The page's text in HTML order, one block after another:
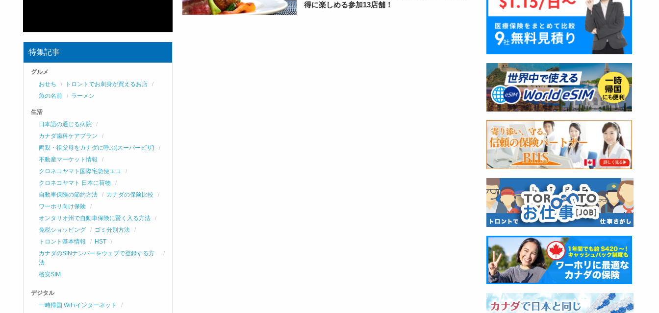
得に楽しめる参加13店舗！
特集記事
グルメ
おせち
トロントでお刺身が買えるお店
魚の名前
ラーメン
生活
日本語の通じる病院
カナダ歯科ケアプラン
両親・祖父母をカナダに呼ぶ(スーパービザ)
不動産マーケット情報
クロネコヤマト国際宅急便エコ
クロネコヤマト 日本に荷物
自動車保険の節約方法
カナダの保険比較
ワーホリ向け保険
オンタリオ州で自動車保険に賢く入る方法
免税ショッピング
ゴミ分別方法
トロント基本情報
HST
カナダのSINナンバーをウェブで登録する方
法
格安SIM
デジタル
一時帰国 WiFiインターネット